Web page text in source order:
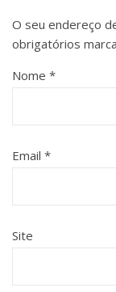
O seu endereço
obrigatórios
Nome *
Email *
Site